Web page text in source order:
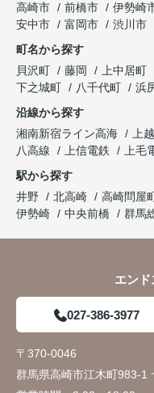
高崎市
前橋市 伊勢崎
安中市
富岡市 渋川市
町名から探す
貝沢町
藤岡 上中居町
下之城町
八千代町 浜
沿線から探す
湘南新宿ライン高海
上
八高線
上信電鉄 上毛
駅から探す
井野
北高崎 高崎問屋
伊勢崎
中央前橋 群馬
エン
027-386-3977
〒370-0046
群馬県高崎市江木町983-